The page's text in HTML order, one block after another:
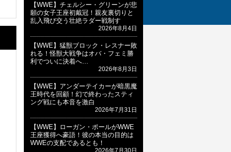
【WWE】チェルシー・グリーンが悲
願の女子王座初戴冠！親友裏切りと
乱入飛び交う壮絶ラダー戦制す
2026年8月4日
【WWE】猛獣ブロック・レスナー敗
れる！怪獣大戦争はオバ・フェミ勝
利でついに決着へ…
2026年8月3日
【WWE】アンダーテイカーが暗黒魔
王時代を回顧！幻で終わったスティ
ング戦にも本音を激白
2026年7月31日
【WWE】ローガン・ポールがWWE
王座獲得へ豪語！彼の本当の目的は
WWEの支配であるとも！
2026年7月30日